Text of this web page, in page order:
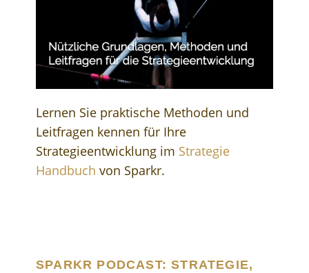
Lernen Sie praktische Methoden und
Leitfragen kennen für Ihre
Strategieentwicklung im Strategie
Handbuch von Sparkr.
SPARKR PODCAST: STRATEGIE,